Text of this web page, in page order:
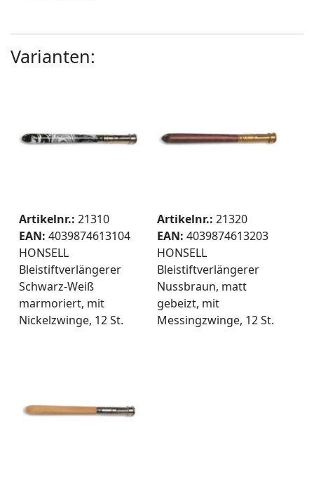
Varianten:
Artikelnr.: 21310
EAN: 4039874613104
HONSELL
Bleistiftverlängerer
Schwarz-Weiß
marmoriert, mit
Nickelzwinge, 12 St.
Artikelnr.: 21320
EAN: 4039874613203
HONSELL
Bleistiftverlängerer
Nussbraun, matt
gebeizt, mit
Messingzwinge, 12 St.